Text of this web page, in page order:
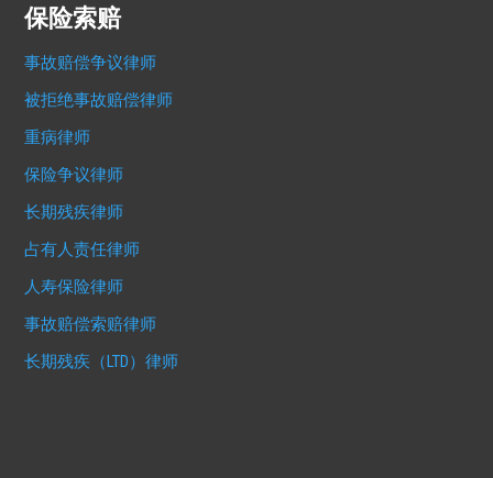
保险索赔
事故赔偿争议律师
被拒绝事故赔偿律师
重病律师
保险争议律师
长期残疾律师
占有人责任律师
人寿保险律师
事故赔偿索赔律师
长期残疾（LTD）律师